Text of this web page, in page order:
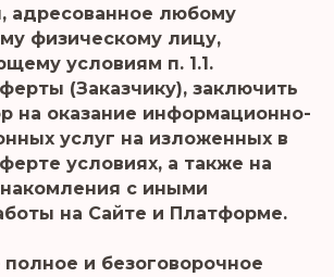
адресованное любому
физическому лицу,
условиям п. 1.1.
(Заказчику), заключить
на оказание информационно-
услуг на изложенных в
условиях, а также на
с иными
на Сайте и Платформе.
и безоговорочное